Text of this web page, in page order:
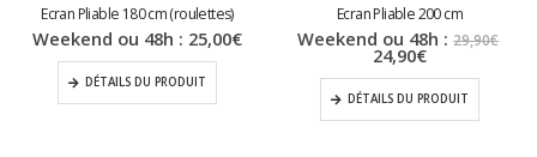
Ecran Pliable 180 cm (roulettes)
Weekend ou 48h : 25,00€
DÉTAILS DU PRODUIT
Ecran Pliable 200 cm
Weekend ou 48h :29,90€
24,90€Le
actuel
est :
24,90€.
DÉTAILS DU PRODUIT